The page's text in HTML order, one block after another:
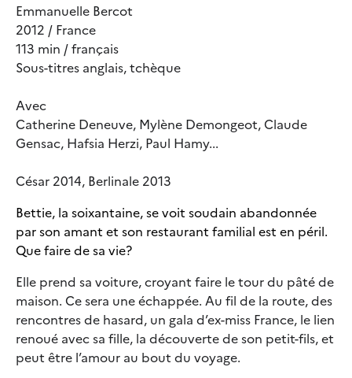
Emmanuelle Bercot
2012 / France
113 min / français
Sous-titres anglais, tchèque
Avec
Catherine Deneuve, Mylène Demongeot, Claude
Gensac, Hafsia Herzi, Paul Hamy...
César 2014, Berlinale 2013
Bettie, la soixantaine, se voit soudain abandonnée
par son amant et son restaurant familial est en péril.
Que faire de sa vie?
Elle prend sa voiture, croyant faire le tour du pâté de
maison. Ce sera une échappée. Au fil de la route, des
rencontres de hasard, un gala d’ex-miss France, le lien
renoué avec sa fille, la découverte de son petit-fils, et
peut être l’amour au bout du voyage.